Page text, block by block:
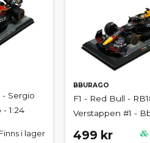
- Sergio
1:24
i lager
BBURAGO
F1 - Red Bull -
Verstappen #1 -
499 kr